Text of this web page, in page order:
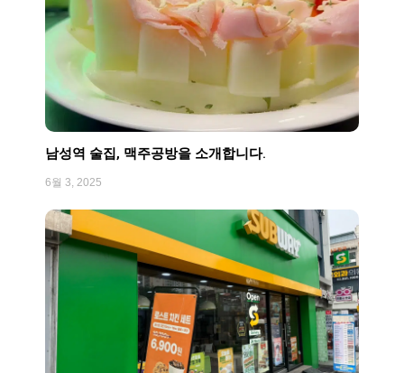
남성역 술집, 맥주공방을 소개합니다.
6월 3, 2025